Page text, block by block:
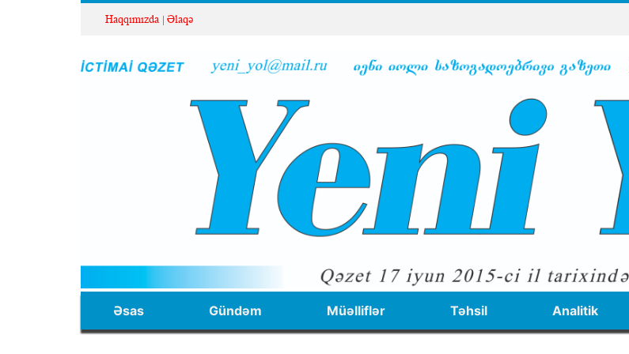
Haqqımızda Əlaqə
Əsas Gündəm Müəlliflər Təhsil Analitik